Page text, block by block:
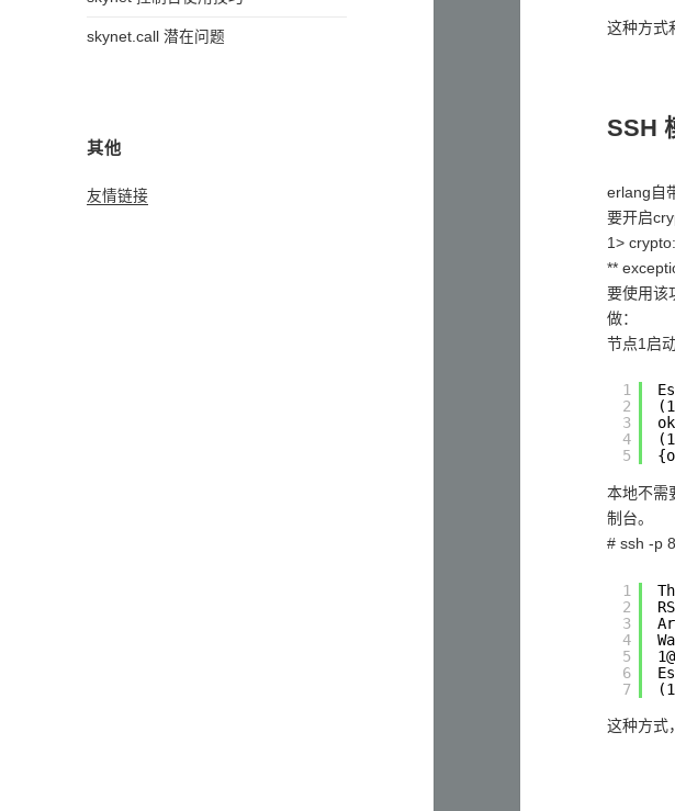
skynet.call 潜在问题
其他
友情链接
这种方式
SSH
erlang自
要开启
1>
**
要使用该
做：
节点1启
1
2
3
4
5
ok
本地不需
制台。
# ssh -p
1
2
3
4
5
6
7
这种方式